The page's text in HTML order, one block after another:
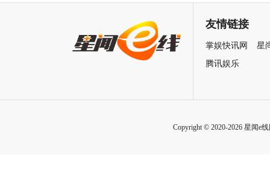
世界AI电影节“第八艺术奖”
友情链接
掌娱快讯网
星
腾讯娱乐
Copyright © 2020-2026 星闻e